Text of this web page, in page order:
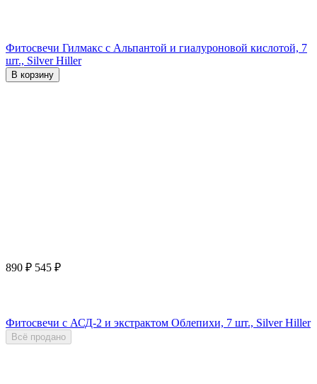
Фитосвечи Гилмакс с Альпантой и гиалуроновой кислотой, 7
шт., Silver Hiller
В корзину
890 ₽ 545 ₽
Фитосвечи с АСД-2 и экстрактом Облепихи, 7 шт., Silver Hiller
Всё продано